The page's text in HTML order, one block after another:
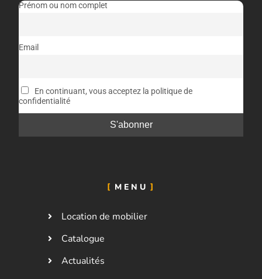
Prénom ou nom complet
Email
En continuant, vous acceptez la politique de
confidentialité
MENU
Location de mobilier
Catalogue
Actualités